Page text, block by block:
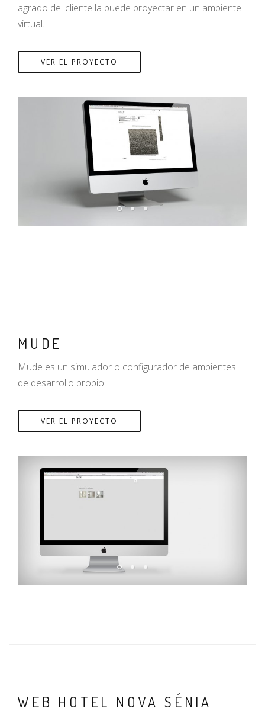
agrado del cliente la puede proyectar en un ambiente
virtual.
VER EL PROYECTO
MUDE
Mude es un simulador o configurador de ambientes
de desarrollo propio
VER EL PROYECTO
WEB HOTEL NOVA SÉNIA